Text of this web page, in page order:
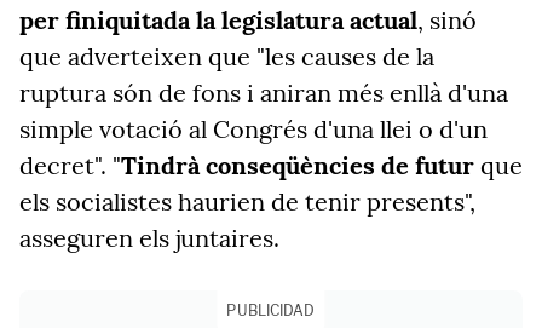
per finiquitada la legislatura actual, sinó
que adverteixen que "les causes de la
ruptura són de fons i aniran més enllà d'una
simple votació al Congrés d'una llei o d'un
decret". "Tindrà conseqüències de futur que
els socialistes haurien de tenir presents",
asseguren els juntaires.
PUBLICIDAD